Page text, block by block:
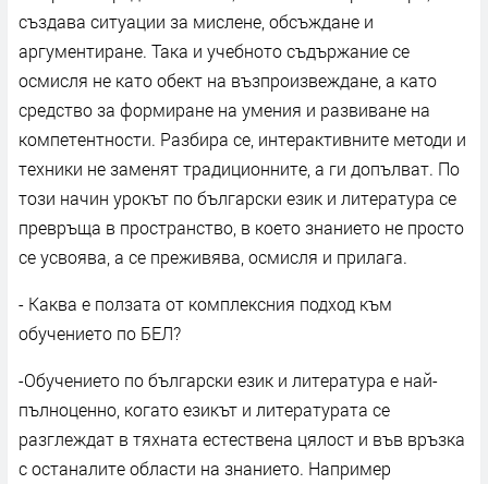
създава ситуации за мислене, обсъждане и
аргументиране. Така и учебното съдържание се
осмисля не като обект на възпроизвеждане, а като
средство за формиране на умения и развиване на
компетентности. Разбира се, интерактивните методи и
техники не заменят традиционните, а ги допълват. По
този начин урокът по български език и литература се
превръща в пространство, в което знанието не просто
се усвоява, а се преживява, осмисля и прилага.
- Каква е ползата от комплексния подход към
обучението по БЕЛ?
-Обучението по български език и литература е най-
пълноценно, когато езикът и литературата се
разглеждат в тяхната естествена цялост и във връзка
с останалите области на знанието. Например